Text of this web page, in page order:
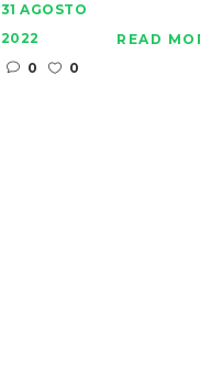
31 AGOSTO
2022
0
0
READ